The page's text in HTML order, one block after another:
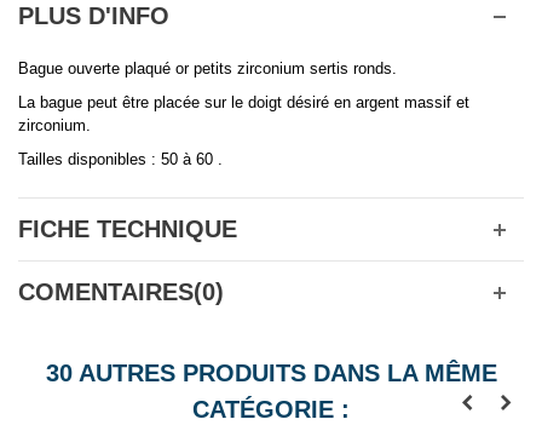
PLUS D'INFO
Bague ouverte plaqué or petits zirconium sertis ronds.
La bague peut être placée sur le doigt désiré en argent massif et
zirconium.
Tailles disponibles : 50 à 60 .
FICHE TECHNIQUE
COMENTAIRES(0)
30 AUTRES PRODUITS DANS LA MÊME
CATÉGORIE :